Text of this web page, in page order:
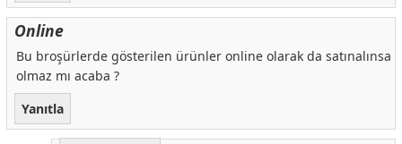
Online
Bu broşürlerde gösterilen ürünler online olarak da satınalınsa
olmaz mı acaba ?
Yanıtla